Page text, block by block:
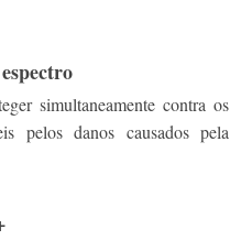
simultaneamente contra os
pelos danos causados pela